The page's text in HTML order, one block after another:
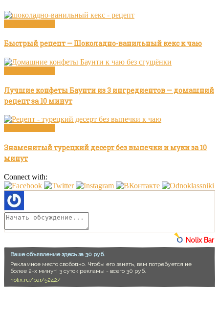
Быстрый рецепт — Шоколадно-ванильный кекс к чаю
Лучшие конфеты Баунти из 3 ингредиентов — домашний
рецепт за 10 минут
Знаменитый турецкий десерт без выпечки и муки за 10
минут
Connect with:
Nolix Bar
Ваше объявление здесь за 30 руб.
Рекламное место свободно. Чтобы его занять, вам потребуется не
более 2-х минут! 3 суток рекламы - всего 30 руб.
nolix.ru/bar/5242/